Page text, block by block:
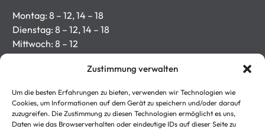
Zustimmung verwalten
Um die besten Erfahrungen zu bieten, verwenden wir Technologien wie
Cookies, um Informationen auf dem Gerät zu speichern und/oder darauf
zuzugreifen. Die Zustimmung zu diesen Technologien ermöglicht es uns,
Daten wie das Browserverhalten oder eindeutige IDs auf dieser Seite zu
Montag: 8 – 12, 14 – 18
Dienstag: 8 – 12, 14 – 18
Mittwoch: 8 – 12
Donnerstag: 8 – 12, 14 – 18
Rechtliches